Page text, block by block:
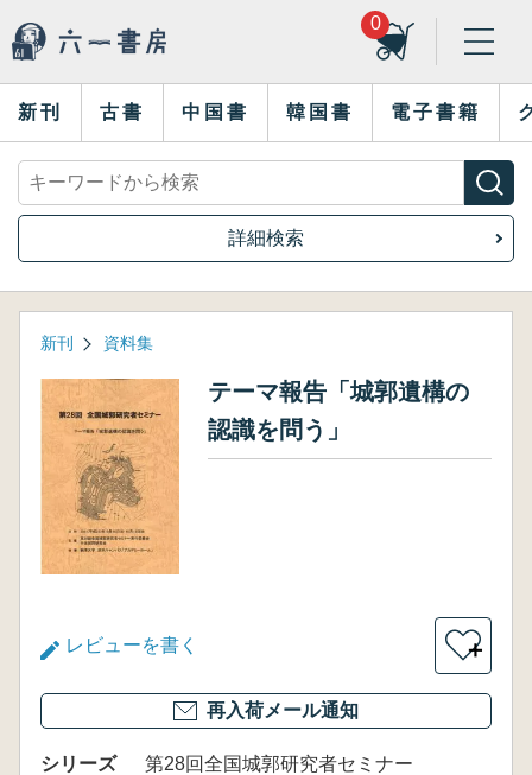
0
新刊 古書 中国書 韓国書 電子書籍
詳細検索
新刊 資料集
テーマ報告「城郭遺構の
認識を問う」
レビューを書く ＋
再入荷メール通知
シリーズ
第28回全国城郭研究者セミナー